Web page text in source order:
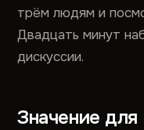
трём людям и
Двадцать минут
дискуссии.
Значение для